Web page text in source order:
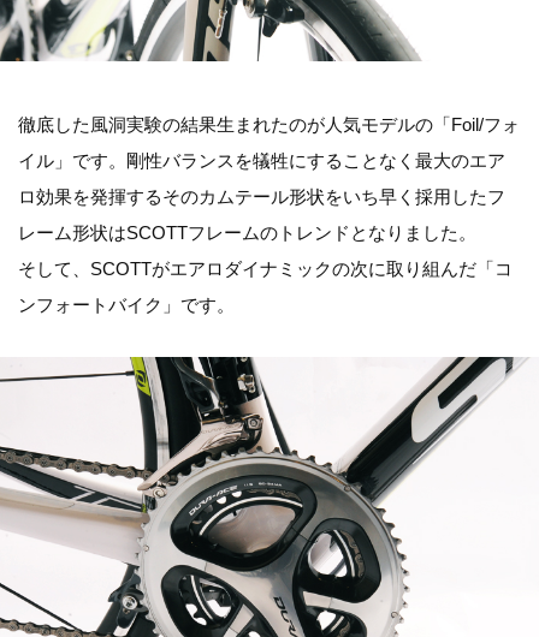
徹底した風洞実験の結果生まれたのが人気モデルの「Foil/フォ
イル」です。剛性バランスを犠牲にすることなく最大のエア
ロ効果を発揮するそのカムテール形状をいち早く採用したフ
レーム形状はSCOTTフレームのトレンドとなりました。
そして、SCOTTがエアロダイナミックの次に取り組んだ「コ
ンフォートバイク」です。